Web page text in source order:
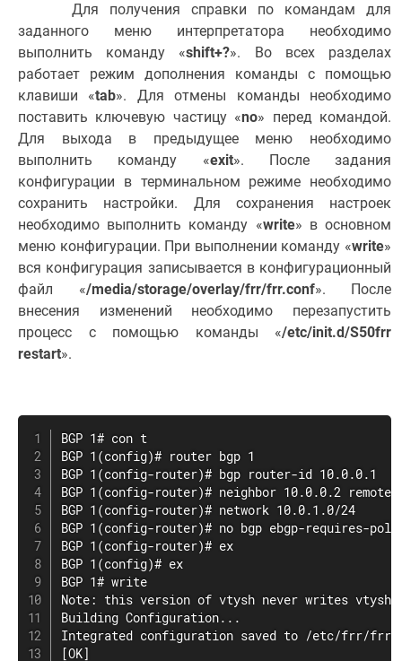
Для получения справки по командам для
заданного меню интерпретатора необходимо
выполнить команду «shift+?». Во всех разделах
работает режим дополнения команды с помощью
клавиши «tab». Для отмены команды необходимо
поставить ключевую частицу «no» перед командой.
Для выхода в предыдущее меню необходимо
выполнить команду «exit». После задания
конфигурации в терминальном режиме необходимо
сохранить настройки. Для сохранения настроек
необходимо выполнить команду «write» в основном
меню конфигурации. При выполнении команду «write»
вся конфигурация записывается в конфигурационный
файл «/media/storage/overlay/frr/frr.conf». После
внесения изменений необходимо перезапустить
процесс с помощью команды «/etc/init.d/S50frr
restart».
BGP 1# con t
BGP 1(config)# router bgp 1
BGP 1(config-router)# bgp router-id 10.0.0.1
BGP 1(config-router)# neighbor 10.0.0.2 remote-
BGP 1(config-router)# network 10.0.1.0/24
BGP 1(config-router)# no bgp ebgp-requires-
BGP 1(config-router)# ex
BGP 1(config)# ex
BGP 1# write
Note: this version of vtysh never writes
Building Configuration...
Integrated configuration saved to /etc/frr/
[OK]